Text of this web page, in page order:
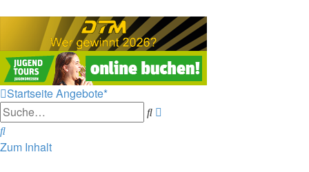
StartseiteAngebote*
Suche
Suche
Zum Inhalt